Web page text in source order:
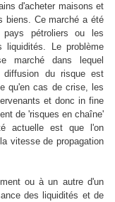
d'acheter maisons et
biens. Ce marché a été
pétroliers ou les
liquidités. Le problème
marché dans lequel
diffusion du risque est
qu'en cas de crise, les
et donc in fine
de 'risques en chaîne'
actuelle est que l'on
vitesse de propagation
ou à un autre d'un
des liquidités et de